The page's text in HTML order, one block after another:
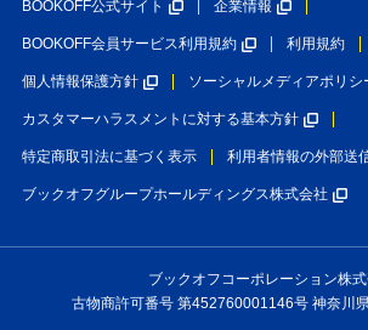
BOOKOFF公式サイト 企業情報
BOOKOFF会員サービス利用規約 利用規約
個人情報保護方針 ソーシャルメディアポリシ
カスタマーハラスメントに対する基本方針
特定商取引法に基づく表示 利用者情報の外部送
ブックオフグループホールディングス株式会社
ブックオフコーポレーション株
古物商許可番号 第452760001146号 神奈川